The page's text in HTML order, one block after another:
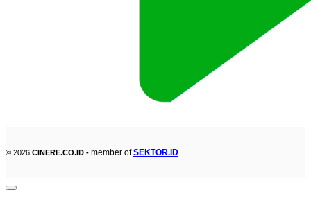
© 2026 CINERE.CO.ID - member ofSEKTOR.ID